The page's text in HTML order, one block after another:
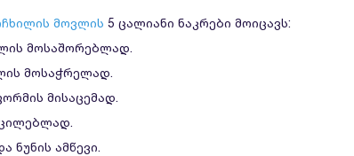
მოვლის 5 ცალიანი ნაკრები მოიცავს:
მოსაშორებლად.
მოსაჭრელად.
მისაცემად.
ნუნის ამწევი.